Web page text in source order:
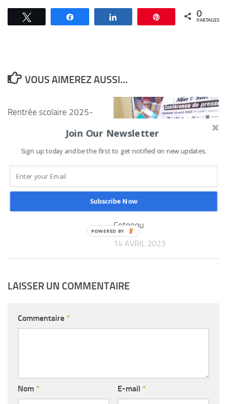
Épingle 0
PARTAGES
VOUS AIMEREZ AUSSI...
Rentrée scolaire 2025-
renforcent le dialogue
10 SEPTEMBRE 2025
Maman) : Le groupe
Sègan annonce la
première édition à
Cotonou
14 AVRIL 2023
LAISSER UN COMMENTAIRE
Commentaire *
Nom * E-mail *
Join Our Newsletter
Sign up today and be the first to get notified on new updates.
Subscribe Now